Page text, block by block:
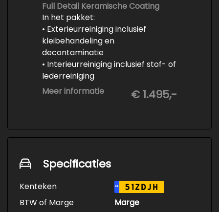
polijsten
Full Detail Keramische Coating
In het pakket:
• Exterieurreiniging inclusief
kleibehandeling en
decontaminatie
• Interieurreiniging inclusief stof- of
lederreiniging
• 3-staps lakcorrectie
• Keramische Coating (+/- 5 jaar)
Meer informatie € 1.495,-
Specificaties
Kenteken NL 51ZDJH
BTW of Marge
Marge